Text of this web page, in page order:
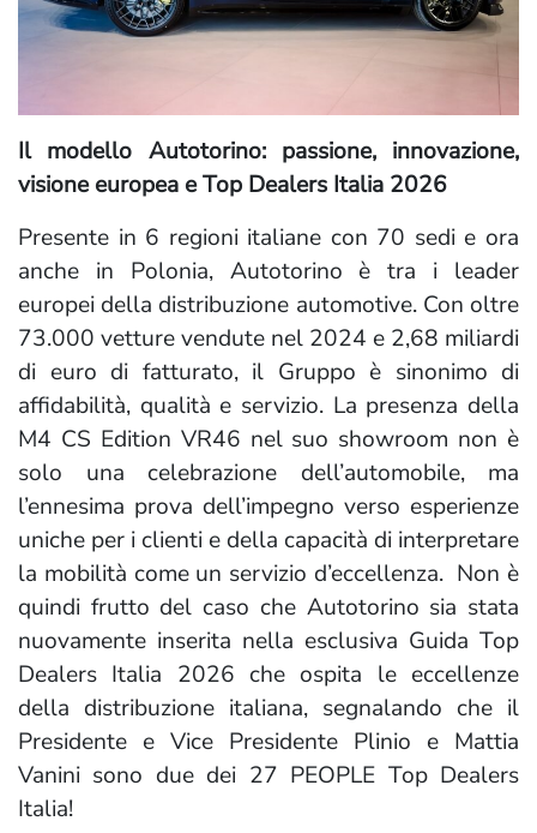
Il modello Autotorino: passione, innovazione,
visione europea e Top Dealers Italia 2026
Presente in 6 regioni italiane con 70 sedi e ora
anche in Polonia, Autotorino è tra i leader
europei della distribuzione automotive. Con oltre
73.000 vetture vendute nel 2024 e 2,68 miliardi
di euro di fatturato, il Gruppo è sinonimo di
affidabilità, qualità e servizio. La presenza della
M4 CS Edition VR46 nel suo showroom non è
solo una celebrazione dell’automobile, ma
l’ennesima prova dell’impegno verso esperienze
uniche per i clienti e della capacità di interpretare
la mobilità come un servizio d’eccellenza. Non è
quindi frutto del caso che Autotorino sia stata
nuovamente inserita nella esclusiva Guida Top
Dealers Italia 2026 che ospita le eccellenze
della distribuzione italiana, segnalando che il
Presidente e Vice Presidente Plinio e Mattia
Vanini sono due dei 27 PEOPLE Top Dealers
Italia!